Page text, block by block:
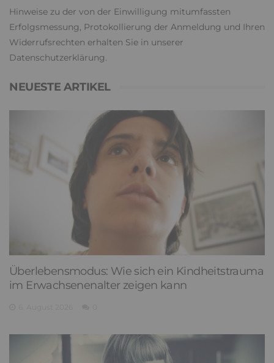
Hinweise zu der von der Einwilligung mitumfassten
Erfolgsmessung, Protokollierung der Anmeldung und Ihren
Widerrufsrechten erhalten Sie in unserer
Datenschutzerklärung.
NEUESTE ARTIKEL
Überlebensmodus: Wie sich ein Kindheitstrauma
im Erwachsenenalter zeigen kann